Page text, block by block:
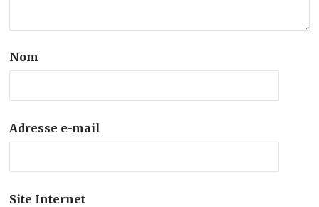
Nom
Adresse e-mail
Site Internet